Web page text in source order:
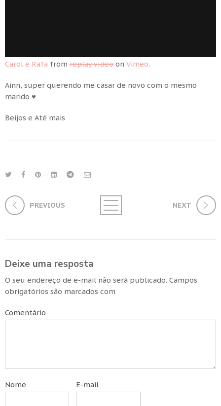
Carol e Rafa from replay vídeo on Vimeo.
Ainn, super querendo me casar de novo com o mesmo
marido ♥
Beijos e Até mais
PREVIOUS NEXT
Deixe uma resposta
O seu endereço de e-mail não será publicado. Campos
obrigatórios são marcados com
Comentário
Nome E-mail